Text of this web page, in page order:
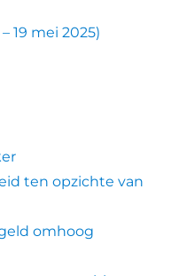
19 mei 2025)
ten opzichte van
omhoog